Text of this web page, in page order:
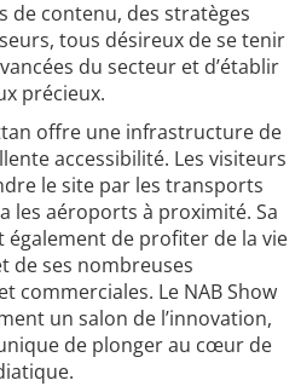
de contenu, des stratèges
tous désireux de se tenir
du secteur et d’établir
précieux.
offre une infrastructure de
accessibilité. Les visiteurs
le site par les transports
les aéroports à proximité. Sa
de profiter de la vie
de ses nombreuses
commerciales. Le NAB Show
un salon de l’innovation,
de plonger au cœur de